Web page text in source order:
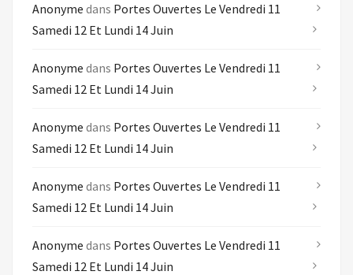
Anonyme dans Portes Ouvertes Le Vendredi 11
Samedi 12 Et Lundi 14 Juin
Anonyme dans Portes Ouvertes Le Vendredi 11
Samedi 12 Et Lundi 14 Juin
Anonyme dans Portes Ouvertes Le Vendredi 11
Samedi 12 Et Lundi 14 Juin
Anonyme dans Portes Ouvertes Le Vendredi 11
Samedi 12 Et Lundi 14 Juin
Anonyme dans Portes Ouvertes Le Vendredi 11
Samedi 12 Et Lundi 14 Juin